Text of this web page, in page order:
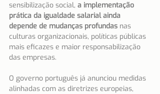
sensibilização social, a implementação
prática da igualdade salarial ainda
depende de mudanças profundas nas
culturas organizacionais, políticas públicas
mais eficazes e maior responsabilização
das empresas.
O governo português já anunciou medidas
alinhadas com as diretrizes europeias,